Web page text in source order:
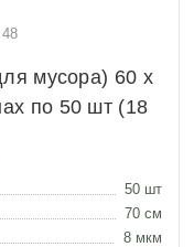
48
мусора) 60 х
по 50 шт (18
50 шт
70 см
8 мкм